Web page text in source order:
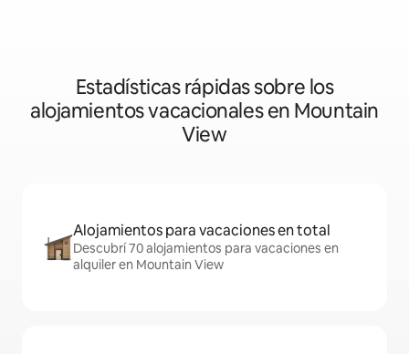
Estadísticas rápidas sobre los
alojamientos vacacionales en Mountain
View
Alojamientos para vacaciones en total
Descubrí 70 alojamientos para vacaciones en
alquiler en Mountain View